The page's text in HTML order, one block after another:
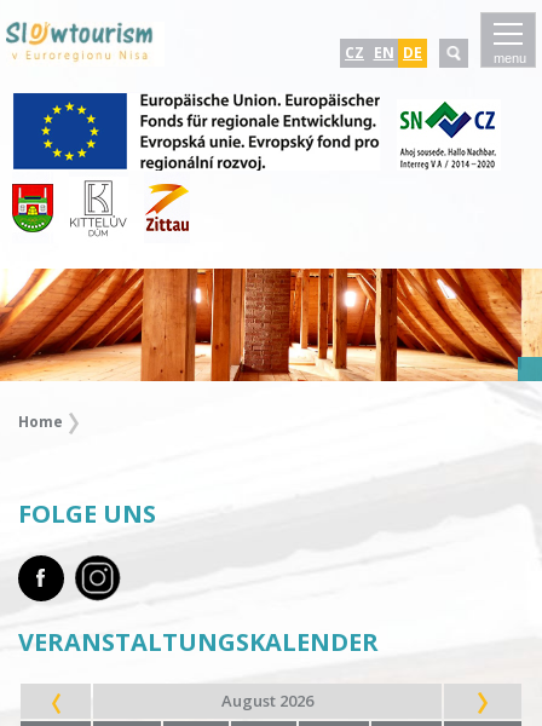
CZ EN DE menu
Home
FOLGE UNS
VERANSTALTUNGSKALENDER
August 2026